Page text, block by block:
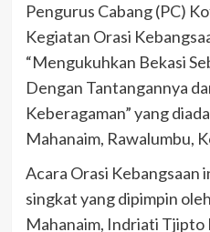
Pengurus Cabang (PC)
Kegiatan Orasi
“Mengukuhkan Bekasi
Dengan Tantangannya
Keberagaman” yang
Mahanaim, Rawalumbu,
Acara Orasi Kebangsaan
singkat yang dipimpin
Mahanaim, Indriati Tjipto